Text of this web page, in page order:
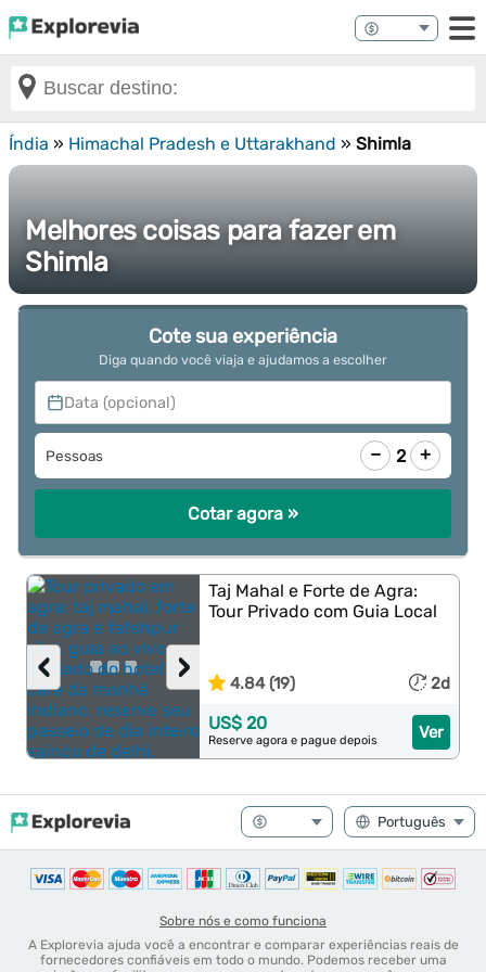
Índia » Himachal Pradesh e Uttarakhand » Shimla
Melhores coisas para fazer em
Shimla
Cote sua experiência
Diga quando você viaja e ajudamos a escolher
Data (opcional)
Pessoas − 2 +
Cotar agora »
›
‹
Taj Mahal e Forte de Agra:
Tour Privado com Guia Local
4.84 (19) 2d
Ver
US$ 20
Reserve agora e pague depois
Sobre nós e como funciona
A Explorevia ajuda você a encontrar e comparar experiências reais de
fornecedores confiáveis em todo o mundo. Podemos receber uma